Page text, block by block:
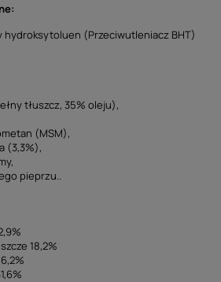
hydroksytoluen (Przeciwutleniacz BHT)
tłuszcz, 35% oleju),
(MSM),
(3,3%),
pieprzu..
18,2%